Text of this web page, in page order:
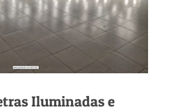
Iluminadas e